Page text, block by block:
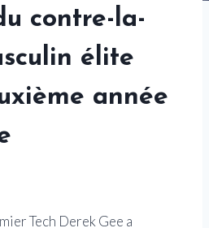
contre-la-
élite
année
Tech Derek Gee a